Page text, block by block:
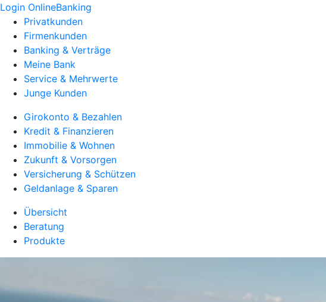
Login OnlineBanking
Privatkunden
Firmenkunden
Banking & Verträge
Meine Bank
Service & Mehrwerte
Junge Kunden
Girokonto & Bezahlen
Kredit & Finanzieren
Immobilie & Wohnen
Zukunft & Vorsorgen
Versicherung & Schützen
Geldanlage & Sparen
Übersicht
Beratung
Produkte